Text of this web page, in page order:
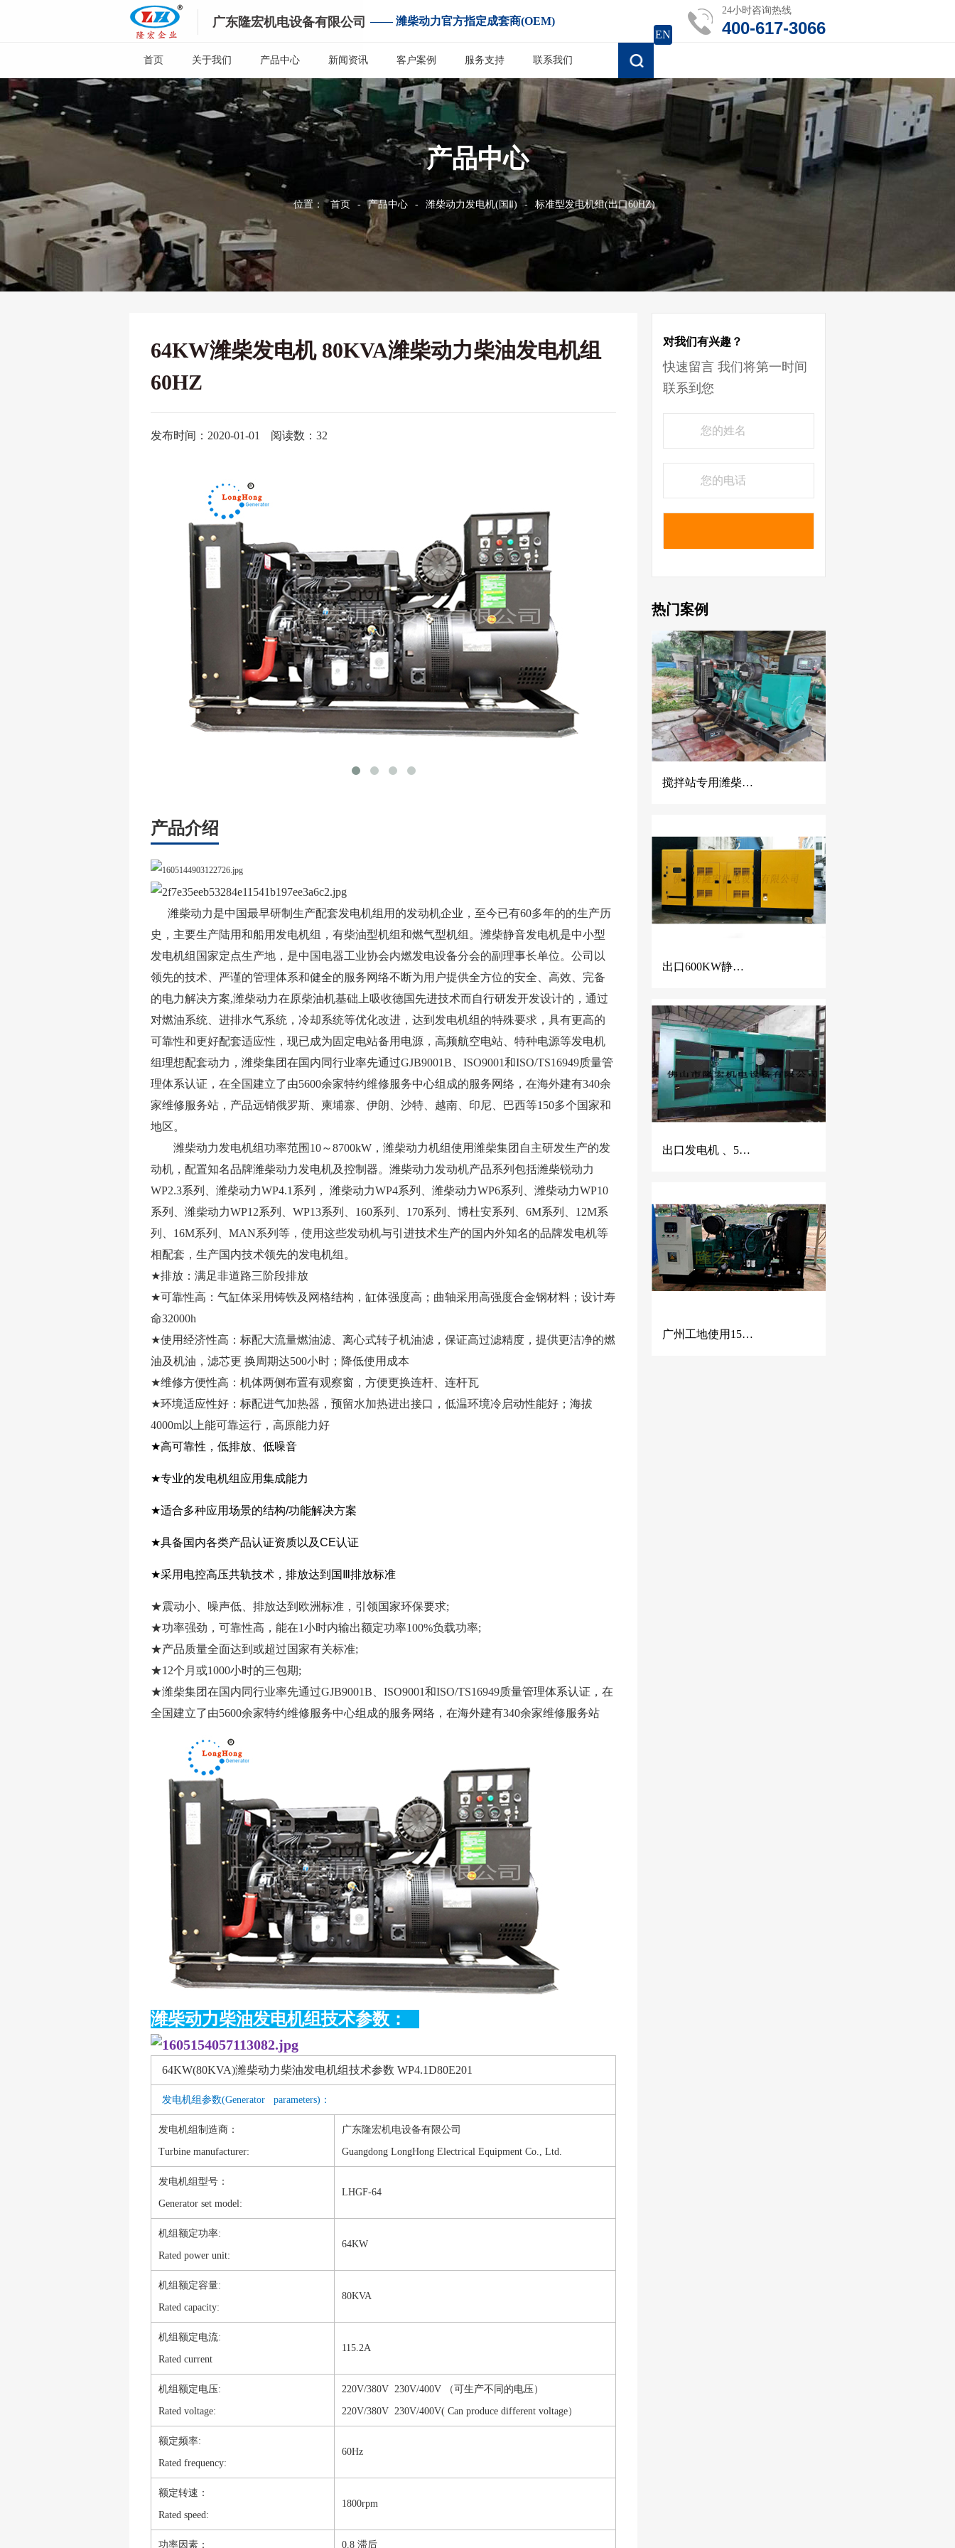
广东隆宏机电设备有限公司
—— 潍柴动力官方指定成套商(OEM)
EN
24小时咨询热线
400-617-3066
首页 关于我们 产品中心 新闻资讯 客户案例 服务支持 联系我们
产品中心
位置： 首页 - 产品中心 - 潍柴动力发电机(国Ⅱ) - 标准型发电机组(出口60HZ)
64KW潍柴发电机 80KVA潍柴动力柴油发电机组
60HZ
发布时间：2020-01-01 阅读数：32
产品介绍
潍柴动力是中国最早研制生产配套发电机组用的发动机企业，至今已有60多年的的生产历
史，主要生产陆用和船用发电机组，有柴油型机组和燃气型机组。潍柴静音发电机是中小型
发电机组国家定点生产地，是中国电器工业协会内燃发电设备分会的副理事长单位。公司以
领先的技术、严谨的管理体系和健全的服务网络不断为用户提供全方位的安全、高效、完备
的电力解决方案,潍柴动力在原柴油机基础上吸收德国先进技术而自行研发开发设计的，通过
对燃油系统、进排水气系统，冷却系统等优化改进，达到发电机组的特殊要求，具有更高的
可靠性和更好配套适应性，现已成为固定电站备用电源，高频航空电站、特种电源等发电机
组理想配套动力，潍柴集团在国内同行业率先通过GJB9001B、ISO9001和ISO/TS16949质量管
理体系认证，在全国建立了由5600余家特约维修服务中心组成的服务网络，在海外建有340余
家维修服务站，产品远销俄罗斯、柬埔寨、伊朗、沙特、越南、印尼、巴西等150多个国家和
地区。
潍柴动力发电机组功率范围10～8700kW，潍柴动力机组使用潍柴集团自主研发生产的发
动机，配置知名品牌潍柴动力发电机及控制器。潍柴动力发动机产品系列包括潍柴锐动力
WP2.3系列、潍柴动力WP4.1系列， 潍柴动力WP4系列、潍柴动力WP6系列、潍柴动力WP10
系列、潍柴动力WP12系列、WP13系列、160系列、170系列、博杜安系列、6M系列、12M系
列、16M系列、MAN系列等，使用这些发动机与引进技术生产的国内外知名的品牌发电机等
相配套，生产国内技术领先的发电机组。
★排放：满足非道路三阶段排放
★可靠性高：气缸体采用铸铁及网格结构，缸体强度高；曲轴采用高强度合金钢材料；设计寿
命32000h
★使用经济性高：标配大流量燃油滤、离心式转子机油滤，保证高过滤精度，提供更洁净的燃
油及机油，滤芯更 换周期达500小时；降低使用成本
★维修方便性高：机体两侧布置有观察窗，方便更换连杆、连杆瓦
★环境适应性好：标配进气加热器，预留水加热进出接口，低温环境冷启动性能好；海拔
4000m以上能可靠运行，高原能力好
★高可靠性，低排放、低噪音
★专业的发电机组应用集成能力
★适合多种应用场景的结构/功能解决方案
★具备国内各类产品认证资质以及CE认证
★采用电控高压共轨技术，排放达到国Ⅲ排放标准
★震动小、噪声低、排放达到欧洲标准，引领国家环保要求;
★功率强劲，可靠性高，能在1小时内输出额定功率100%负载功率;
★产品质量全面达到或超过国家有关标准;
★12个月或1000小时的三包期;
★潍柴集团在国内同行业率先通过GJB9001B、ISO9001和ISO/TS16949质量管理体系认证，在
全国建立了由5600余家特约维修服务中心组成的服务网络，在海外建有340余家维修服务站
潍柴动力柴油发电机组技术参数：
64KW(80KVA)潍柴动力柴油发电机组技术参数 WP4.1D80E201
发电机组参数(Generator parameters)：
发电机组制造商：
Turbine manufacturer:
广东隆宏机电设备有限公司
Guangdong LongHong Electrical Equipment Co., Ltd.
发电机组型号：
Generator set model:
LHGF-64
机组额定功率:
Rated power unit:
64KW
机组额定容量:
Rated capacity:
80KVA
机组额定电流:
Rated current
115.2A
机组额定电压:
Rated voltage:
220V/380V 230V/400V （可生产不同的电压）
220V/380V 230V/400V( Can produce different voltage）
额定频率:
Rated frequency:
60Hz
额定转速：
Rated speed:
1800rpm
功率因素： 0.8 滞后
对我们有兴趣？
快速留言 我们将第一时间
联系到您
热门案例
搅拌站专用潍柴发电机、400KW潍柴动力发电机组、潍柴发电机、佛山发电机、潍柴发电机佛山专营
出口600KW静音发电机 玉柴柴油发电机组
出口发电机 、500KVA康明斯静音柴油发电机组
广州工地使用150KW潍柴动力发电机组 潍柴发电机